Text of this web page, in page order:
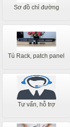
Sơ đồ chỉ đường
Tủ Rack, patch panel
Tư vấn, hỗ trợ